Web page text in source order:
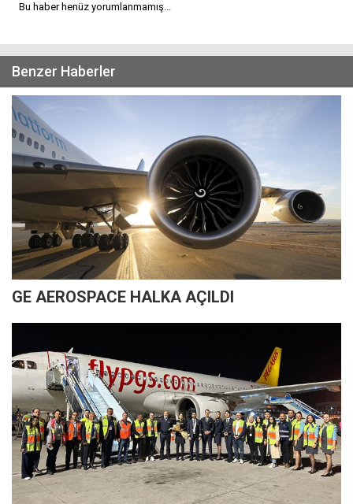
Bu haber henüz yorumlanmamış...
Benzer Haberler
GE AEROSPACE HALKA AÇILDI